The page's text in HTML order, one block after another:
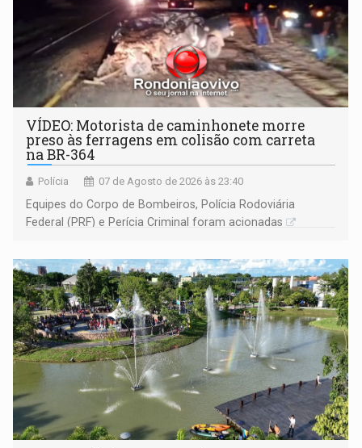
VÍDEO: Motorista de caminhonete morre
preso às ferragens em colisão com carreta
na BR-364
Polícia 07 de Agosto de 2026 às 23:40
Equipes do Corpo de Bombeiros, Polícia Rodoviária
Federal (PRF) e Perícia Criminal foram acionadas